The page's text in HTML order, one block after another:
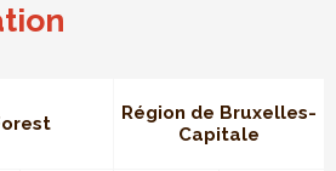
Région de Bruxelles-
Capitale